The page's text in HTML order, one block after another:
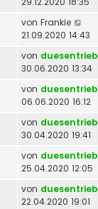
von Frankie
21.09.2020 14:43
von duesentrieb
30.06.2020 13:34
von duesentrieb
06.06.2020 16:12
von duesentrieb
30.04.2020 19:41
von duesentrieb
25.04.2020 12:05
von duesentrieb
22.04.2020 19:01